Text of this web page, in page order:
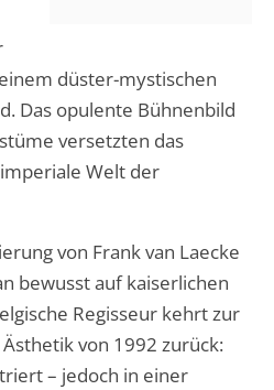
düster-mystischen
Das opulente Bühnenbild
versetzten das
Welt der
von Frank van Laecke
bewusst auf kaiserlichen
Regisseur kehrt zur
von 1992 zurück:
– jedoch in einer